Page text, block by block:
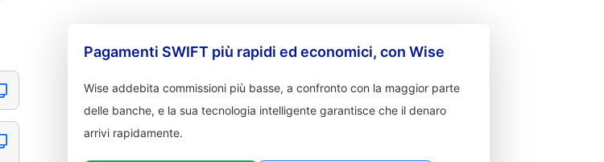
Pagamenti SWIFT più rapidi ed economici, con Wise
Wise addebita commissioni più basse, a confronto con la maggior parte
delle banche, e la sua tecnologia intelligente garantisce che il denaro
arrivi rapidamente.